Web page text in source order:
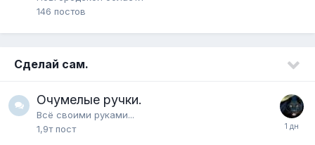
146 постов
Сделай сам.
Очумелые ручки.
Всё своими руками...
1,9т пост